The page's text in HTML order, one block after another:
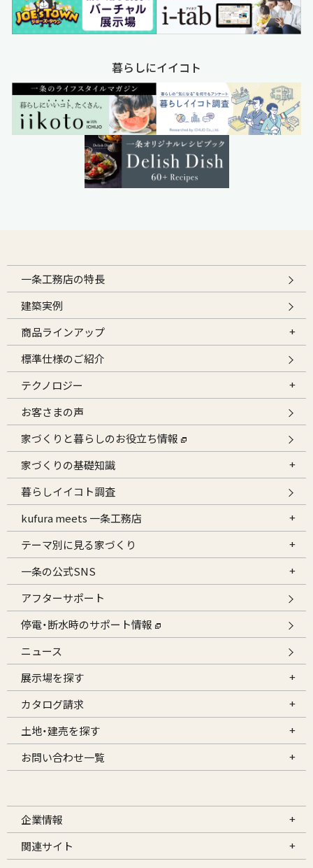
暮らしにイイコト
一条工務店の特長
建築実例
商品ラインアップ
標準仕様のご紹介
テクノロジー
お客さまの声
家づくりと暮らしのお役立ち情報
家づくりの基礎知識
暮らしイイコト調査
kufura meets 一条工務店
テーマ別に見る家づくり
一条の公式SNS
アフターサポート
停電・断水時のサポート情報
ニュース
展示場を探す
カタログ請求
土地・建売を探す
お問い合わせ一覧
企業情報
関連サイト